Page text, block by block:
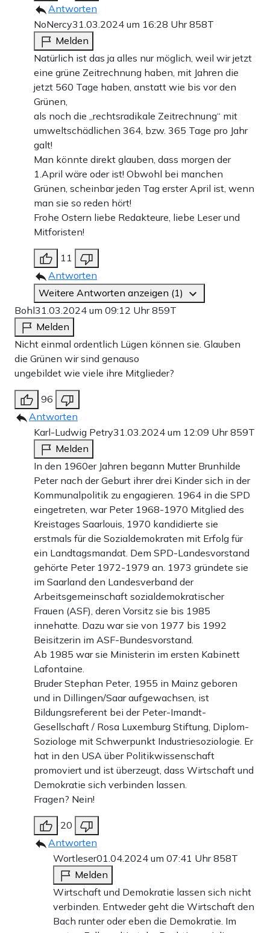
Antworten
NoNercy31.03.2024 um 16:28 Uhr858T
Melden
Natürlich ist das ja alles nur möglich, weil wir jetzt
eine grüne Zeitrechnung haben, mit Jahren die
jetzt 560 Tage haben, anstatt wie bis vor den
Grünen,
als noch die „rechtsradikale Zeitrechnung“ mit
umweltschädlichen 364, bzw. 365 Tage pro Jahr
galt!
Man könnte direkt glauben, dass morgen der
1.April wäre oder ist! Obwohl bei manchen
Grünen, scheinbar jeden Tag erster April ist, wenn
man sie so reden hört!
Frohe Ostern liebe Redakteure, liebe Leser und
Mitforisten!
11
Antworten
Weitere Antworten anzeigen (1)
Bohl31.03.2024 um 09:12 Uhr859T
Melden
Nicht einmal ordentlich Lügen können sie. Glauben
die Grünen wir sind genauso
ungebildet wie viele ihre Mitglieder?
96
Antworten
Karl-Ludwig Petry31.03.2024 um 12:09 Uhr859T
Melden
In den 1960er Jahren begann Mutter Brunhilde
Peter nach der Geburt ihrer drei Kinder sich in der
Kommunalpolitik zu engagieren. 1964 in die SPD
eingetreten, war Peter 1968-1970 Mitglied des
Kreistages Saarlouis, 1970 kandidierte sie
erstmals für die Sozialdemokraten mit Erfolg für
ein Landtagsmandat. Dem SPD-Landesvorstand
gehörte Peter 1972-1979 an. 1973 gründete sie
im Saarland den Landesverband der
Arbeitsgemeinschaft sozialdemokratischer
Frauen (ASF), deren Vorsitz sie bis 1985
innehatte. Dazu war sie von 1977 bis 1992
Beisitzerin im ASF-Bundesvorstand.
Ab 1985 war sie Ministerin im ersten Kabinett
Lafontaine.
Bruder Stephan Peter, 1955 in Mainz geboren
und in Dillingen/Saar aufgewachsen, ist
Bildungsreferent bei der Peter-Imandt-
Gesellschaft / Rosa Luxemburg Stiftung, Diplom-
Soziologe mit Schwerpunkt Industriesoziologie. Er
hat in den USA über Politikwissenschaft
promoviert und ist überzeugt, dass Wirtschaft und
Demokratie sich verbinden lassen.
Fragen? Nein!
20
Antworten
Wortleser01.04.2024 um 07:41 Uhr858T
Melden
Wirtschaft und Demokratie lassen sich nicht
verbinden. Entweder geht die Wirtschaft den
Bach runter oder eben die Demokratie. Im